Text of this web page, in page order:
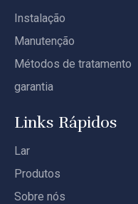
Instalação
Manutenção
Métodos de tratamento
garantia
Links Rápidos
Lar
Produtos
Sobre nós